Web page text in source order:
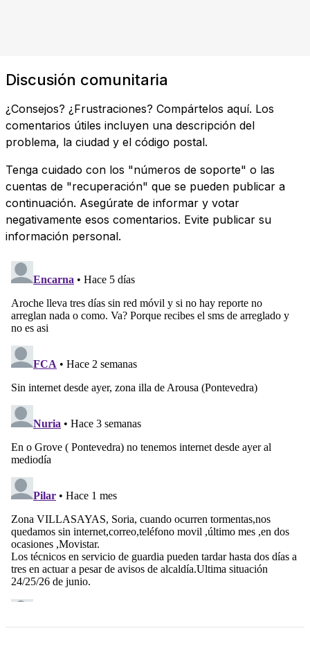
Discusión comunitaria
¿Consejos? ¿Frustraciones? Compártelos aquí. Los
comentarios útiles incluyen una descripción del
problema, la ciudad y el código postal.
Tenga cuidado con los "números de soporte" o las
cuentas de "recuperación" que se pueden publicar a
continuación. Asegúrate de informar y votar
negativamente esos comentarios. Evite publicar su
información personal.